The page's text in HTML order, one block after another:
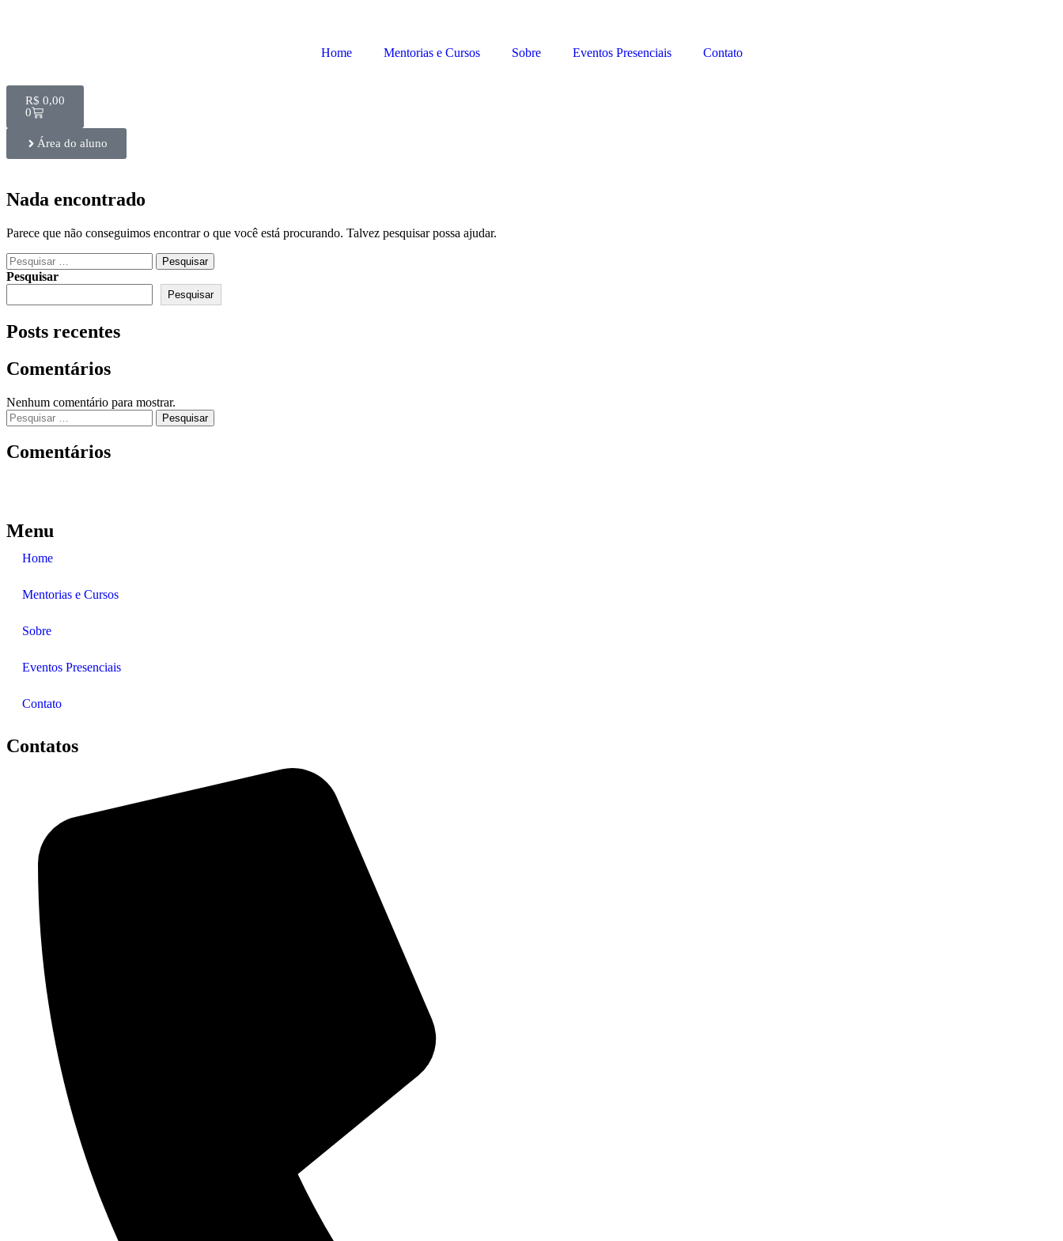
Home Mentorias e Cursos Sobre Eventos Presenciais Contato
R$ 0,00
0
Área do aluno
Nada encontrado
Parece que não conseguimos encontrar o que você está procurando. Talvez pesquisar possa ajudar.
Pesquisar
Pesquisar
Posts recentes
Comentários
Nenhum comentário para mostrar.
Comentários
Menu
Home
Mentorias e Cursos
Sobre
Eventos Presenciais
Contato
Contatos